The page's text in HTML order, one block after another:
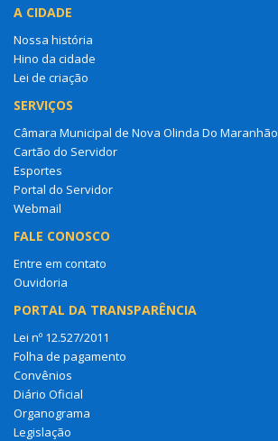
A CIDADE
Nossa história
Hino da cidade
Lei de criação
SERVIÇOS
Câmara Municipal de Nova Olinda Do Maranhão
Cartão do Servidor
Esportes
Portal do Servidor
Webmail
FALE CONOSCO
Entre em contato
Ouvidoria
PORTAL DA TRANSPARÊNCIA
Lei nº 12.527/2011
Folha de pagamento
Convênios
Diário Oficial
Organograma
Legislação